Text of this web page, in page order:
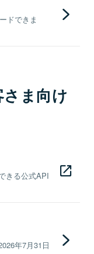
ドできま
ま向け
きる公式API
年7月31日